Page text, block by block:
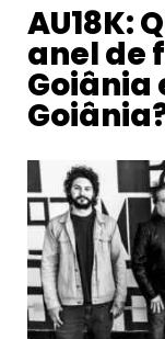
AU18K:
anel de
Goiânia